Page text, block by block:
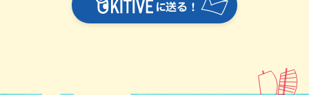
に送る！